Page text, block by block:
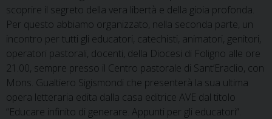
scoprire il segreto della vera libertà e della gioia profonda.
Per questo abbiamo organizzato, nella seconda parte, un
incontro per tutti gli educatori, catechisti, animatori, genitori,
operatori pastorali, docenti, della Diocesi di Foligno alle ore
21.00, sempre presso il Centro pastorale di Sant’Eraclio, con
Mons. Gualtiero Sigismondi che presenterà la sua ultima
opera letteraria edita dalla casa editrice AVE dal titolo
“Educare infinito di generare. Appunti per gli educatori”.